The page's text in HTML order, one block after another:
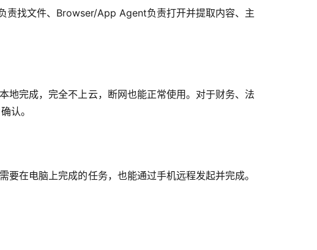
责找文件、Browser/App Agent负责打开并提取内容、主
地完成，完全不上云，断网也能正常使用。对于财务、法
认。
在电脑上完成的任务，也能通过手机远程发起并完成。